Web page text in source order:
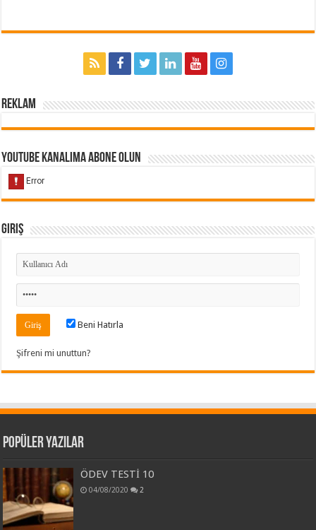
Reklam
Youtube Kanalıma Abone Olun
Giriş
Beni Hatırla
Şifreni mi unuttun?
Popüler Yazılar
ÖDEV TESTİ 10
04/08/2020 2